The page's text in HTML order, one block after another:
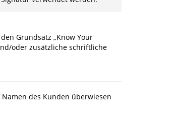
Grundsatz „Know Your
oder zusätzliche schriftliche
des Kunden überwiesen